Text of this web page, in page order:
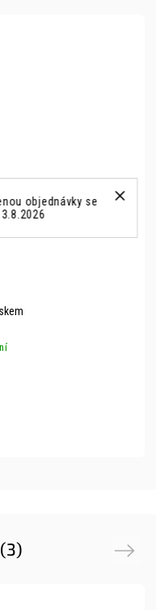
objednávky se
Next